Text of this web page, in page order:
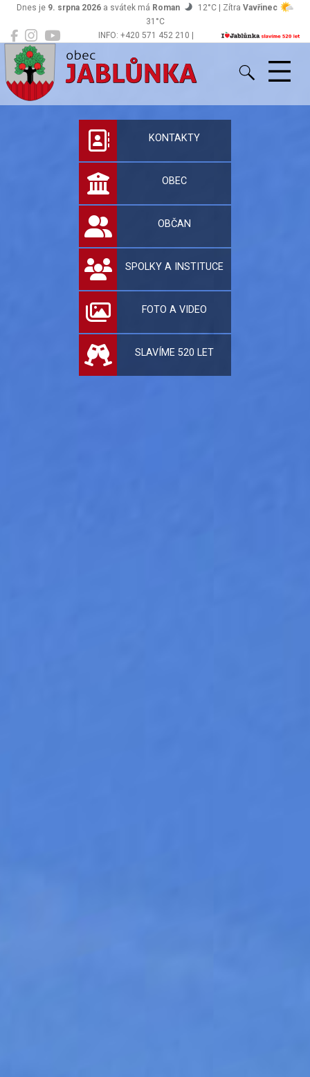
INFO: +420 571 452 210 |
Dnes je 9. srpna 2026 a svátek má Roman 12°C | Zítra Vavřinec
31°C
Jablůnka
Oficiální stránky
KONTAKTY
OBEC
OBČAN
SPOLKY A INSTITUCE
FOTO A VIDEO
SLAVÍME 520 LET